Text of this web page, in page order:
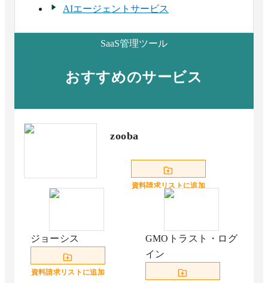
AIエージェントサービス
SaaS管理ツール
おすすめのサービス
zooba
資料請求リストに追加
ジョーシス
資料請求リストに追加
GMOトラスト・ログ
イン